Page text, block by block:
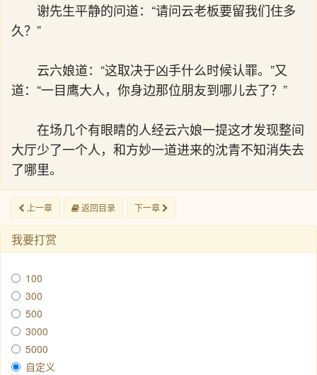
谢先生平静的问道：“请问云老板要留我们住多
久？”
云六娘道：“这取决于凶手什么时候认罪。”又
道：“一目鹰大人，你身边那位朋友到哪儿去了？”
在场几个有眼睛的人经云六娘一提这才发现整间
大厅少了一个人，和方妙一道进来的沈青不知消失去
了哪里。
上一章 返回目录 下一章
我要打赏
100
300
500
3000
5000
自定义